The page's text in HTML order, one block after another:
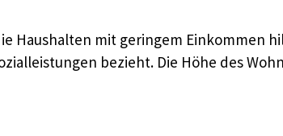
Haushalten mit geringem Einkommen
bezieht. Die Höhe des